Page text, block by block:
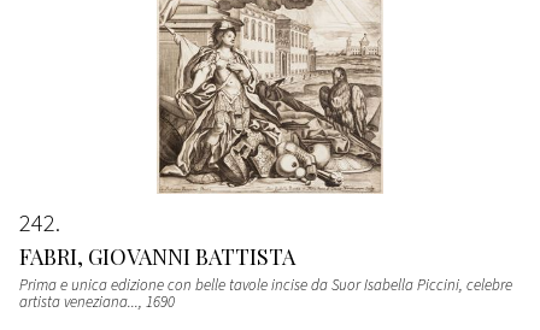
242
FABRI, GIOVANNI BATTISTA
Prima e unica edizione con belle tavole incise da Suor Isabella Piccini, celebre
artista veneziana..., 1690